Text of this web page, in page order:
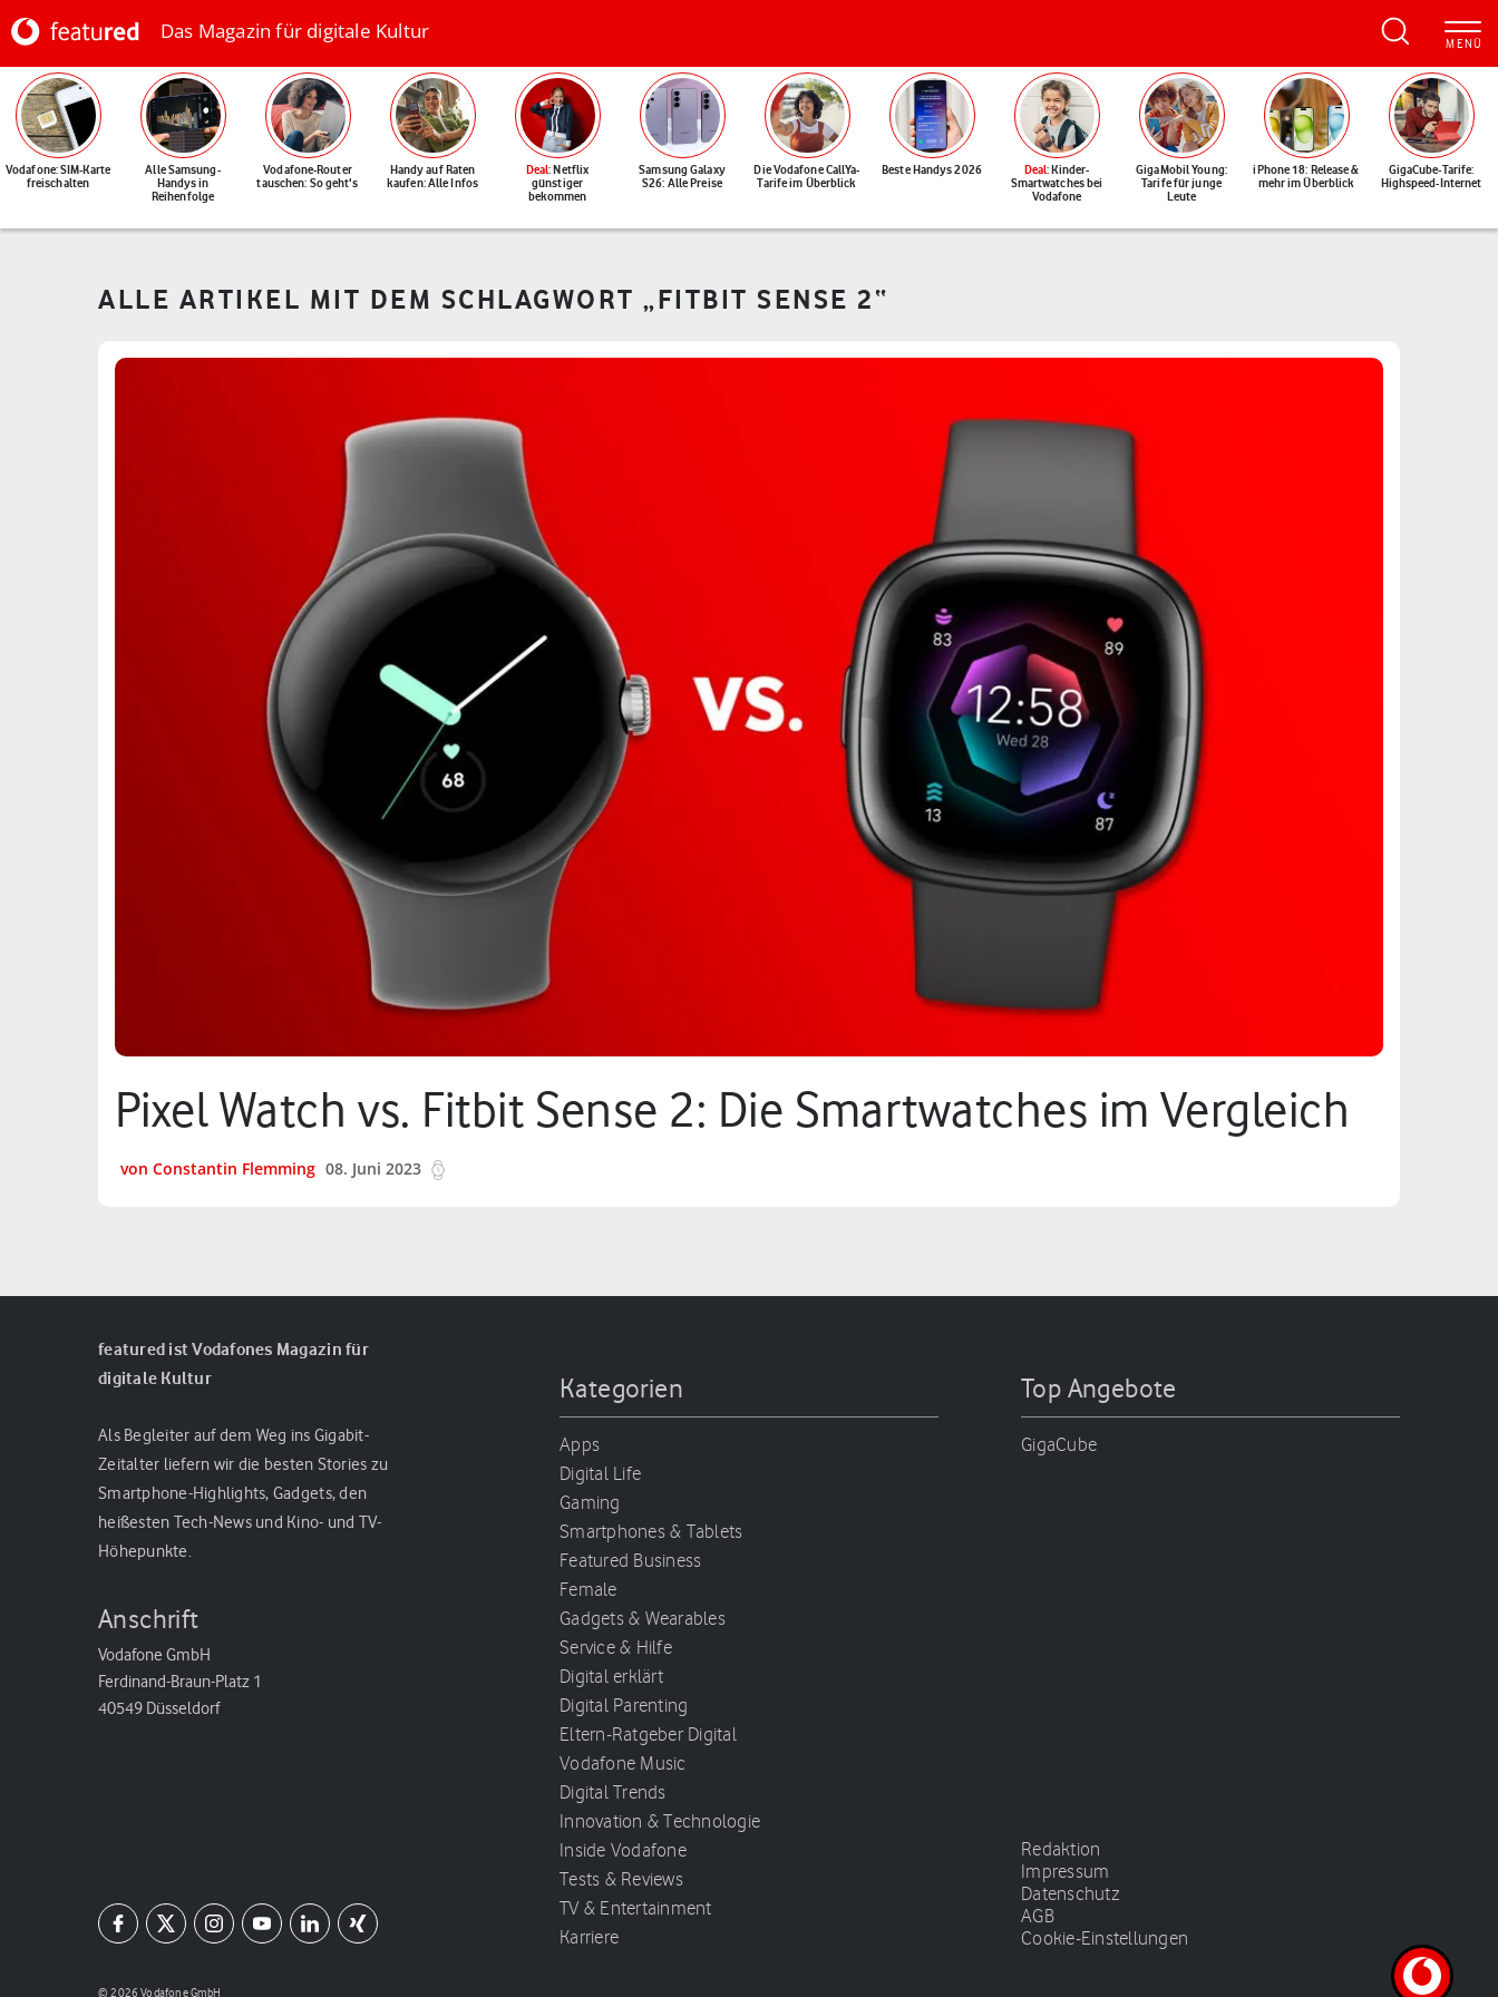
Das Magazin für digitale Kultur
Vodafone: SIM-Karte
freischalten
Alle Samsung-
Handys in
Reihenfolge
Vodafone-Router
tauschen: So geht's
Handy auf Raten
kaufen: Alle Infos
Deal: Netflix
günstiger
bekommen
Samsung Galaxy
S26: Alle Preise
Die Vodafone CallYa-
Tarife im Überblick
Beste Handys 2026 Deal: Kinder-
Smartwatches bei
Vodafone
GigaMobil Young:
Tarife für junge
Leute
iPhone 18: Release &
mehr im Überblick
GigaCube-Tarife:
Highspeed-Internet
ALLE ARTIKEL MIT DEM SCHLAGWORT „FITBIT SENSE 2“
Pixel Watch vs. Fitbit Sense 2: Die Smartwatches im Vergleich
von Constantin Flemming 08. Juni 2023
featured ist Vodafones Magazin für
digitale Kultur
Als Begleiter auf dem Weg ins Gigabit-
Zeitalter liefern wir die besten Stories zu
Smartphone-Highlights, Gadgets, den
heißesten Tech-News und Kino- und TV-
Höhepunkte.
Anschrift
Vodafone GmbH
Ferdinand-Braun-Platz 1
40549 Düsseldorf
Kategorien
Apps
Digital Life
Gaming
Smartphones & Tablets
Featured Business
Female
Gadgets & Wearables
Service & Hilfe
Digital erklärt
Digital Parenting
Eltern-Ratgeber Digital
Vodafone Music
Digital Trends
Innovation & Technologie
Inside Vodafone
Tests & Reviews
TV & Entertainment
Karriere
Top Angebote
GigaCube
Redaktion
Impressum
Datenschutz
AGB
Cookie-Einstellungen
© 2026 Vodafone GmbH